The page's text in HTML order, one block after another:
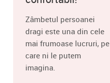
Zâmbetul persoanei
dragi este una din cele
mai frumoase lucruri, pe
care ni le putem
imagina.